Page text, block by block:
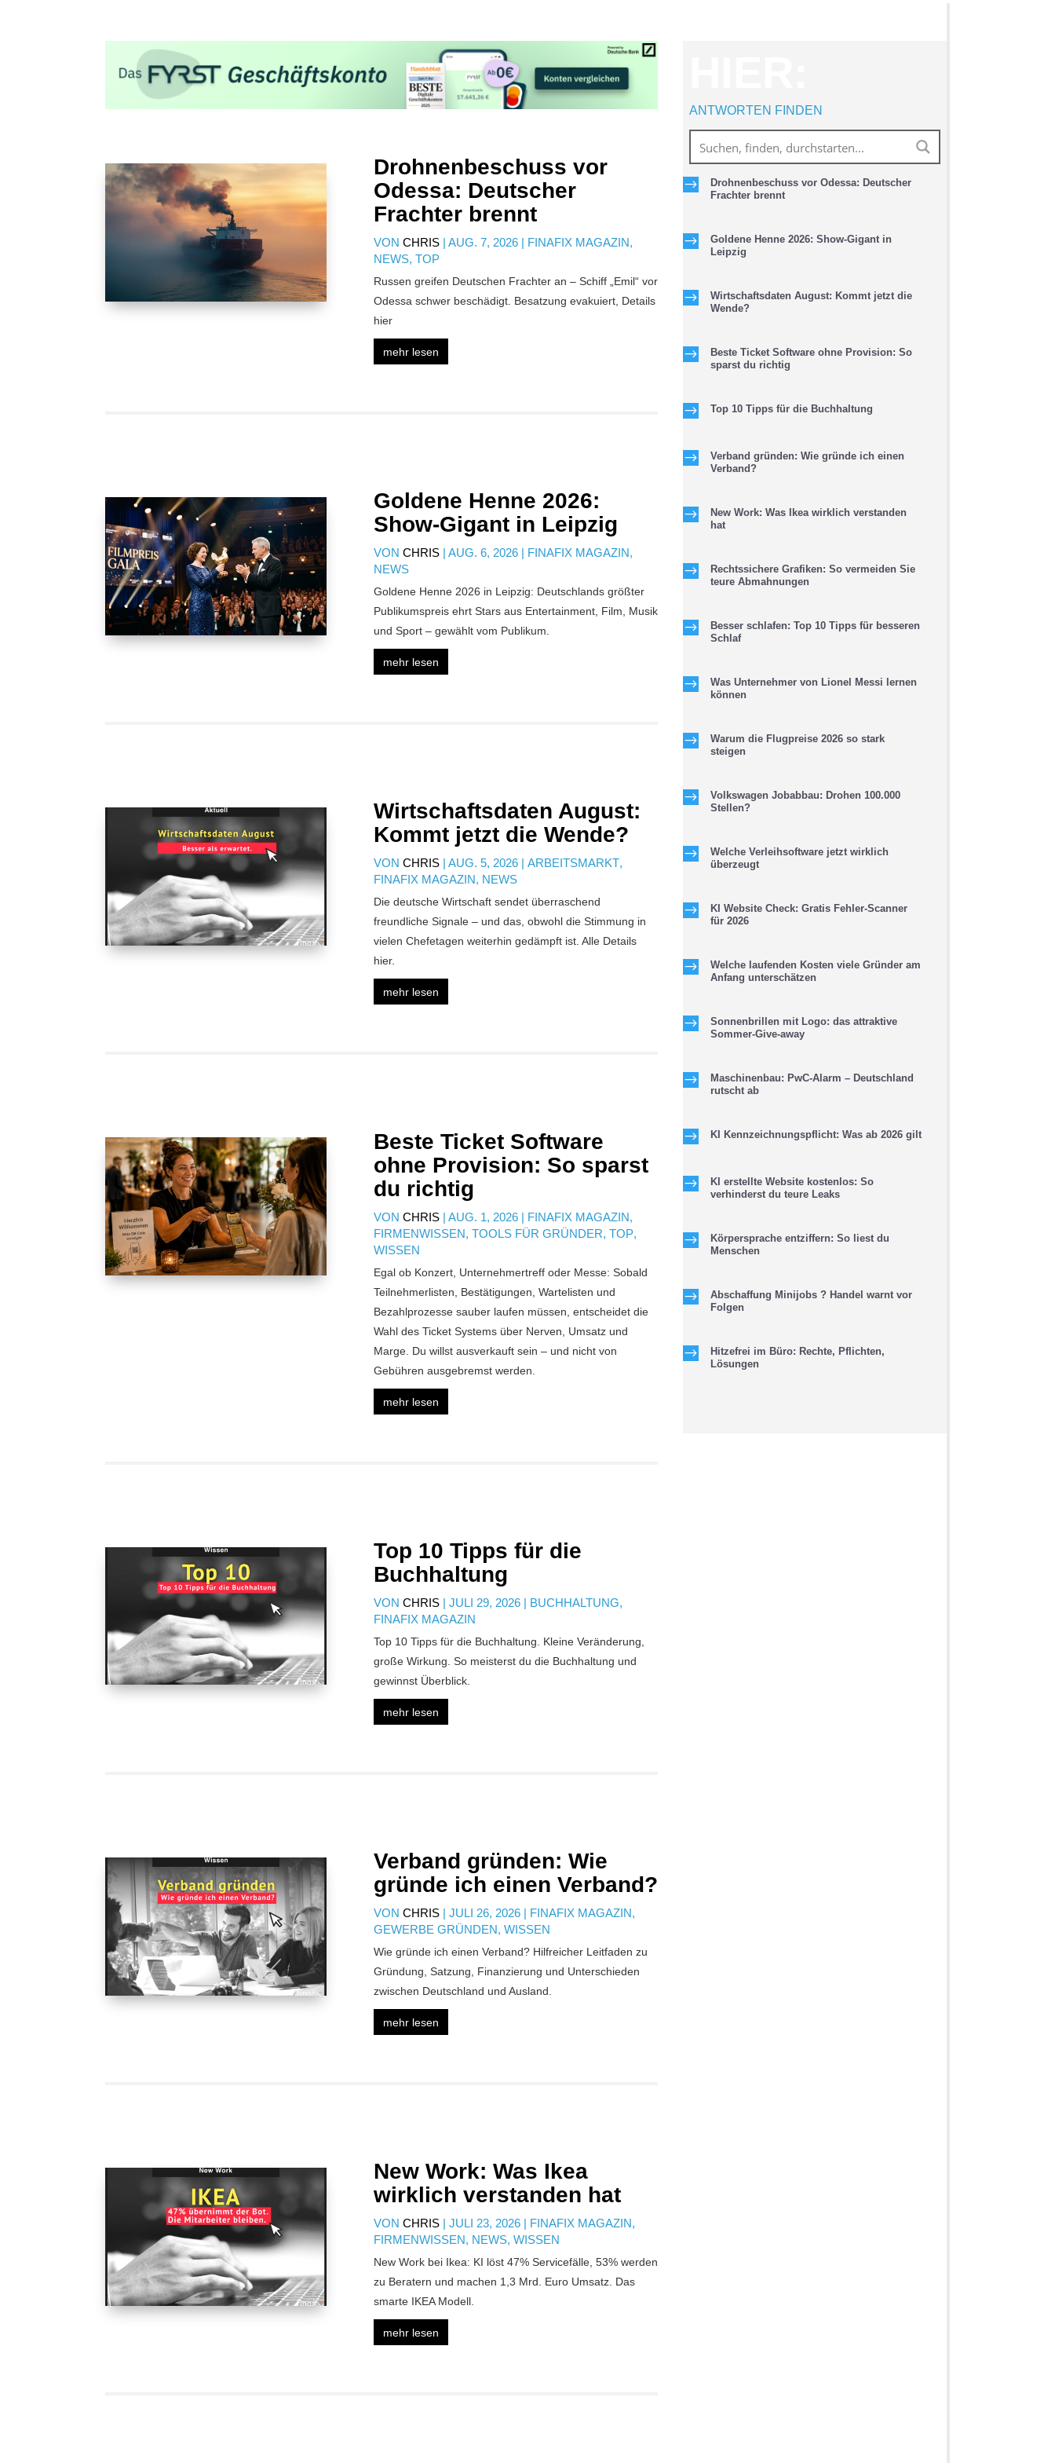
Drohnenbeschuss vor
Odessa: Deutscher
Frachter brennt
VON CHRIS| AUG. 7, 2026| FINAFIX MAGAZIN,
NEWS, TOP
Russen greifen Deutschen Frachter an – Schiff „Emil“ vor
Odessa schwer beschädigt. Besatzung evakuiert, Details
hier
mehr lesen
Goldene Henne 2026:
Show-Gigant in Leipzig
VON CHRIS| AUG. 6, 2026| FINAFIX MAGAZIN,
NEWS
Goldene Henne 2026 in Leipzig: Deutschlands größter
Publikumspreis ehrt Stars aus Entertainment, Film, Musik
und Sport – gewählt vom Publikum.
mehr lesen
Wirtschaftsdaten August:
Kommt jetzt die Wende?
VON CHRIS| AUG. 5, 2026| ARBEITSMARKT,
FINAFIX MAGAZIN, NEWS
Die deutsche Wirtschaft sendet überraschend
freundliche Signale – und das, obwohl die Stimmung in
vielen Chefetagen weiterhin gedämpft ist. Alle Details
hier.
mehr lesen
Beste Ticket Software
ohne Provision: So sparst
du richtig
VON CHRIS| AUG. 1, 2026| FINAFIX MAGAZIN,
FIRMENWISSEN, TOOLS FÜR GRÜNDER, TOP,
WISSEN
Egal ob Konzert, Unternehmertreff oder Messe: Sobald
Teilnehmerlisten, Bestätigungen, Wartelisten und
Bezahlprozesse sauber laufen müssen, entscheidet die
Wahl des Ticket Systems über Nerven, Umsatz und
Marge. Du willst ausverkauft sein – und nicht von
Gebühren ausgebremst werden.
mehr lesen
Top 10 Tipps für die
Buchhaltung
VON CHRIS| JULI 29, 2026| BUCHHALTUNG,
FINAFIX MAGAZIN
Top 10 Tipps für die Buchhaltung. Kleine Veränderung,
große Wirkung. So meisterst du die Buchhaltung und
gewinnst Überblick.
mehr lesen
Verband gründen: Wie
gründe ich einen Verband?
VON CHRIS| JULI 26, 2026| FINAFIX MAGAZIN,
GEWERBE GRÜNDEN, WISSEN
Wie gründe ich einen Verband? Hilfreicher Leitfaden zu
Gründung, Satzung, Finanzierung und Unterschieden
zwischen Deutschland und Ausland.
mehr lesen
New Work: Was Ikea
wirklich verstanden hat
VON CHRIS| JULI 23, 2026| FINAFIX MAGAZIN,
FIRMENWISSEN, NEWS, WISSEN
New Work bei Ikea: KI löst 47% Servicefälle, 53% werden
zu Beratern und machen 1,3 Mrd. Euro Umsatz. Das
smarte IKEA Modell.
mehr lesen
ANTWORTEN FINDEN
$
Drohnenbeschuss vor Odessa: Deutscher
Frachter brennt
$
Goldene Henne 2026: Show-Gigant in
Leipzig
$
Wirtschaftsdaten August: Kommt jetzt die
Wende?
$
Beste Ticket Software ohne Provision: So
sparst du richtig
$ Top 10 Tipps für die Buchhaltung
$
Verband gründen: Wie gründe ich einen
Verband?
$
New Work: Was Ikea wirklich verstanden
hat
$
Rechtssichere Grafiken: So vermeiden Sie
teure Abmahnungen
$
Besser schlafen: Top 10 Tipps für besseren
Schlaf
$
Was Unternehmer von Lionel Messi lernen
können
$
Warum die Flugpreise 2026 so stark
steigen
$
Volkswagen Jobabbau: Drohen 100.000
Stellen?
$
Welche Verleihsoftware jetzt wirklich
überzeugt
$
KI Website Check: Gratis Fehler-Scanner
für 2026
$
Welche laufenden Kosten viele Gründer am
Anfang unterschätzen
$
Sonnenbrillen mit Logo: das attraktive
Sommer-Give-away
$
Maschinenbau: PwC-Alarm – Deutschland
rutscht ab
$ KI Kennzeichnungspflicht: Was ab 2026 gilt
$
KI erstellte Website kostenlos: So
verhinderst du teure Leaks
$
Körpersprache entziffern: So liest du
Menschen
$
Abschaffung Minijobs ? Handel warnt vor
Folgen
$
Hitzefrei im Büro: Rechte, Pflichten,
Lösungen